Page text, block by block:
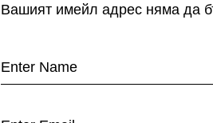
Вашият имейл адрес няма да